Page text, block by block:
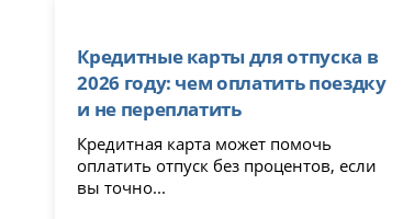
Кредитные карты для отпуска в
2026 году: чем оплатить поездку
и не переплатить
Кредитная карта может помочь
оплатить отпуск без процентов, если
вы точно...